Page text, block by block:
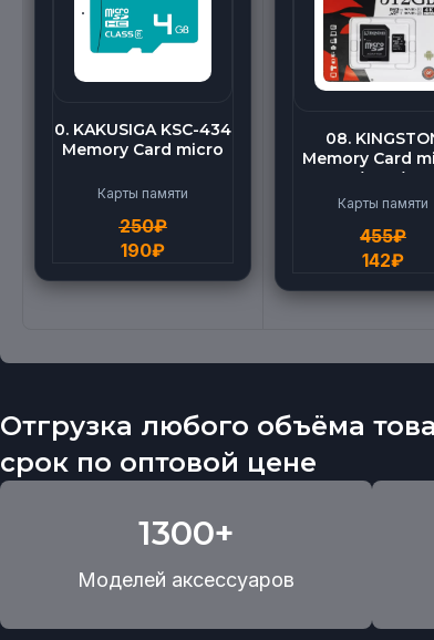
0. KAKUSIGA KSC-434
Memory Card micro
Speed (4G)
Карты памяти
250₽
190₽
08.
Memory Card
(512G)
Карты памяти
455₽
142₽
Отгрузка любого объёма
срок по оптовой цене
1300+
Моделей аксессуаров